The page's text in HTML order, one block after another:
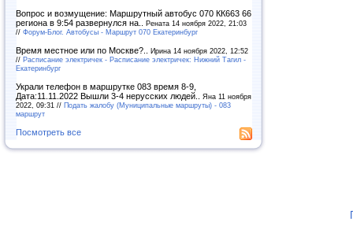
Вопрос и возмущение: Маршрутный автобус 070 КК663 66
региона в 9:54 развернулся на.. Рената 14 ноября 2022, 21:03
// Форум-Блог. Автобусы - Маршрут 070 Екатеринбург
Время местное или по Москве?.. Ирина 14 ноября 2022, 12:52
// Расписание электричек - Расписание электричек: Нижний Тагил -
Екатеринбург
Украли телефон в маршрутке 083 время 8-9,
Дата:11.11.2022 Вышли 3-4 нерусских людей.. Яна 11 ноября
2022, 09:31 // Подать жалобу (Муниципальные маршруты) - 083
маршрут
Посмотреть все